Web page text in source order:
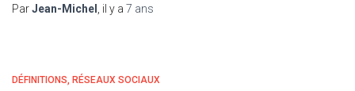
ParJean-Michel , il y a 7 ans
DÉFINITIONS RÉSEAUX SOCIAUX